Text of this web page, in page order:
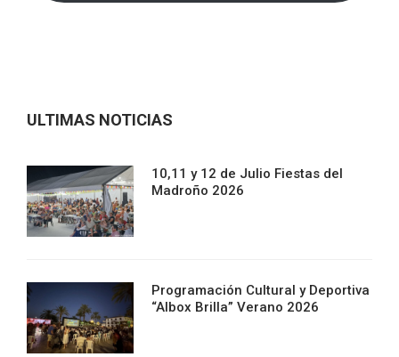
ULTIMAS NOTICIAS
10,11 y 12 de Julio Fiestas del
Madroño 2026
Programación Cultural y Deportiva
“Albox Brilla” Verano 2026